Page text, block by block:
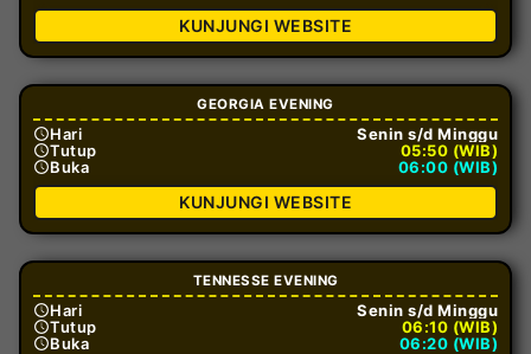
KUNJUNGI WEBSITE
GEORGIA EVENING
Hari
Senin s/d Minggu
Tutup
05:50 (WIB)
Buka
06:00 (WIB)
KUNJUNGI WEBSITE
TENNESSE EVENING
Hari
Senin s/d Minggu
Tutup
06:10 (WIB)
Buka
06:20 (WIB)